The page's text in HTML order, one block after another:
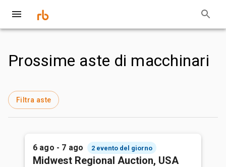
Prossime aste di macchinari
Filtra aste
6 ago - 7 ago 2 evento del giorno
Midwest Regional Auction, USA